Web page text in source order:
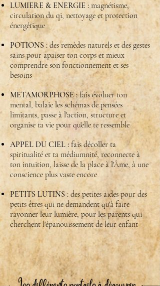
LUMIERE & ENERGIE :magnétisme,
circulation du qi, nettoyage et protection
énergétique
POTIONS : des remèdes naturels et des gestes
sains pour apaiser ton corps et mieux
comprendre son fonctionnement et ses
besoins
METAMORPHOSE :fais évoluer ton
mental, balaie les schémas de pensées
limitants, passe à l'action, structure et
organise ta vie pour qu'elle te ressemble
APPEL DU CIEL : fais décoller ta
spiritualité et ta médiumnité, reconnecte à
ton intuition, laisse de la place à l'Âme, à une
conscience plus vaste encore
PETITS LUTINS : des petites aides pour des
petits êtres qui ne demandent qu'à faire
rayonner leur lumière, pour les parents qui
cherchent l'épanouissement de leur enfant